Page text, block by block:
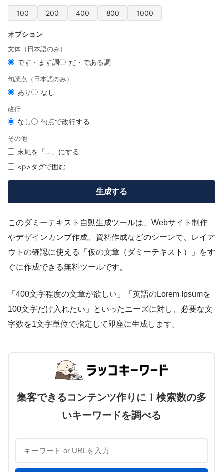
100 200 400 800 1000
オプション
文体（日本語のみ）
です・ます調 だ・である調
句読点（日本語のみ）
あり なし
改行
なし 句点で改行する
その他
末尾を「…」にする
<p>タグで囲む
生成する
このダミーテキスト自動生成ツールは、Webサイト制作
やデザインカンプ作成、資料作成などのシーンで、レイア
ウトの確認に使える「仮の文章（ダミーテキスト）」をす
ぐに作成できる無料ツールです。
「400文字程度の文章が欲しい」「英語のLorem Ipsumを
100文字だけ入れたい」といったニーズに対し、必要な文
字数を1文字単位で指定して即座に生成します。
集客できるコンテンツ作りに！検索数の多
いキーワードを調べる